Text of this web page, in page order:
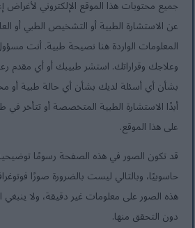
جميع محتويات هذا الموقع الإلكتروني
عن الاستشارة الطبية أو التشخيص الطبي أو
المعلومات الواردة هنا نصيحة طبية. أنت
وعلاجك وقراراتك. استشر طبيبك أو أي مقدم
بشأن أي أسئلة لديك بشأن أي حالة طبية أو
أبدًا الاستشارة الطبية المتخصصة أو تتأخر
على هذا الموقع.
قد تكون الصور في هذه الصفحة رسومًا توضيحية
حاسوبيًا، وبالتالي ليست بالضرورة صورًا
هذه الصور على معلومات غير دقيقة، ولا ينبغي
دون التحقق منها.